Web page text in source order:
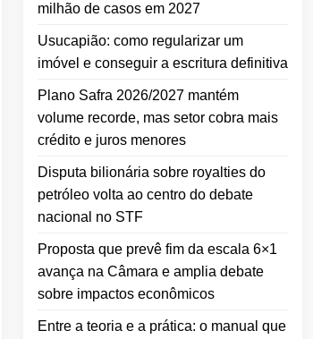
milhão de casos em 2027
Usucapião: como regularizar um
imóvel e conseguir a escritura definitiva
Plano Safra 2026/2027 mantém
volume recorde, mas setor cobra mais
crédito e juros menores
Disputa bilionária sobre royalties do
petróleo volta ao centro do debate
nacional no STF
Proposta que prevê fim da escala 6×1
avança na Câmara e amplia debate
sobre impactos econômicos
Entre a teoria e a prática: o manual que